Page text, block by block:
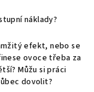
náklady?
efekt, nebo se
ovoce třeba za
Můžu si práci
dovolit?